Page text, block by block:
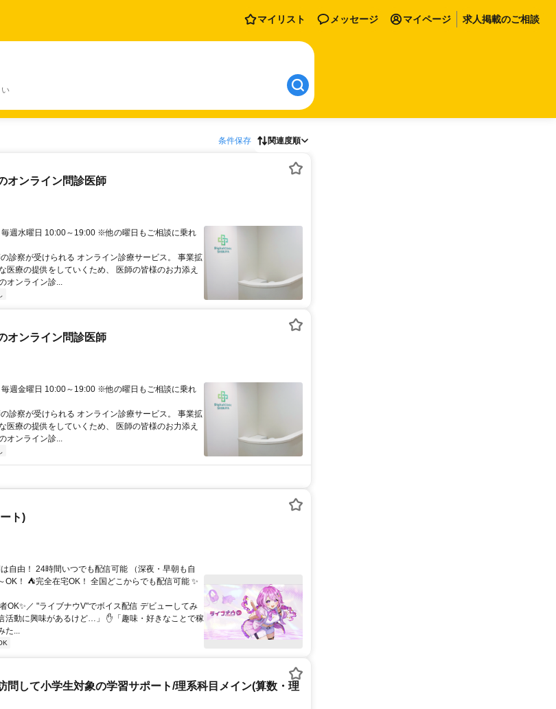
マイリスト メッセージ マイページ 求人掲載のご相談
条件保存 関連度順
オンライン問診医師
毎週水曜日 10:00～19:00 ※他の曜日もご相談に乗れ
診察が受けられる オンライン診療サービス。 事業拡
医療の提供をしていくため、 医師の皆様のお力添え
オンライン診...
オンライン問診医師
毎週金曜日 10:00～19:00 ※他の曜日もご相談に乗れ
診察が受けられる オンライン診療サービス。 事業拡
医療の提供をしていくため、 医師の皆様のお力添え
オンライン診...
ト)
自由！ 24時間いつでも配信可能 （深夜・早朝も自
OK！ ⛺完全在宅OK！ 全国どこからでも配信可能 ✨
OK✨／ "ライブナウV"でボイス配信 デビューしてみ
活動に興味があるけど…」 ✋「趣味・好きなことで稼
た...
問して小学生対象の学習サポート/理系科目メイン(算数・理